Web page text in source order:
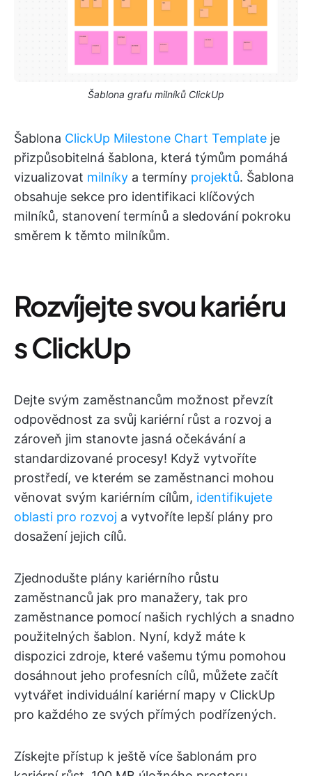
Šablona grafu milníků ClickUp
Šablona ClickUp Milestone Chart Template je
přizpůsobitelná šablona, která týmům pomáhá
vizualizovat milníky a termíny projektů. Šablona
obsahuje sekce pro identifikaci klíčových
milníků, stanovení termínů a sledování pokroku
směrem k těmto milníkům.
Rozvíjejte svou kariéru
s ClickUp
Dejte svým zaměstnancům možnost převzít
odpovědnost za svůj kariérní růst a rozvoj a
zároveň jim stanovte jasná očekávání a
standardizované procesy! Když vytvoříte
prostředí, ve kterém se zaměstnanci mohou
věnovat svým kariérním cílům, identifikujete
oblasti pro rozvoj a vytvoříte lepší plány pro
dosažení jejich cílů.
Zjednodušte plány kariérního růstu
zaměstnanců jak pro manažery, tak pro
zaměstnance pomocí našich rychlých a snadno
použitelných šablon. Nyní, když máte k
dispozici zdroje, které vašemu týmu pomohou
dosáhnout jeho profesních cílů, můžete začít
vytvářet individuální kariérní mapy v ClickUp
pro každého ze svých přímých podřízených.
Získejte přístup k ještě více šablonám pro